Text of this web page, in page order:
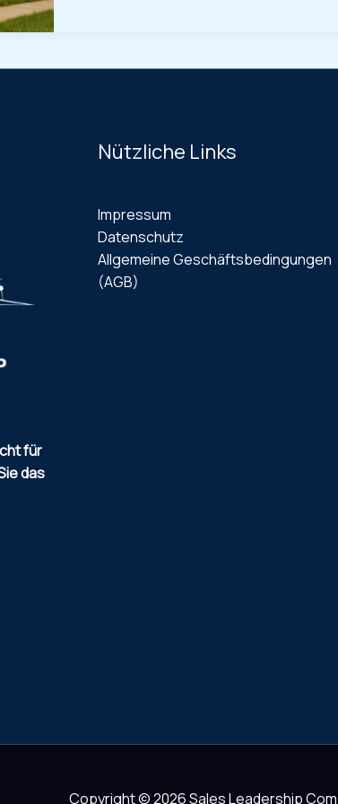
für
das
Nützliche Links
Impressum
Datenschutz
Allgemeine Geschäftsbedingungen
(AGB)
Copyright © 2026 Sales Leadership